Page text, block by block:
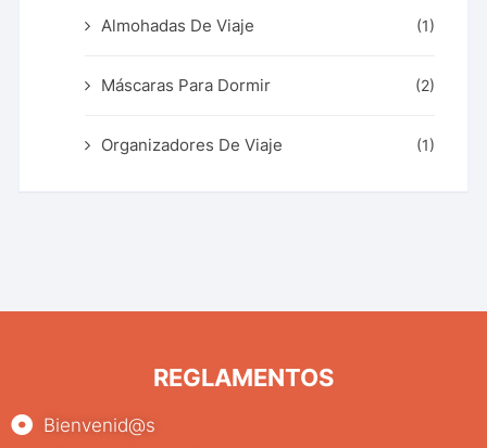
Almohadas De Viaje (1)
Máscaras Para Dormir (2)
Organizadores De Viaje (1)
REGLAMENTOS
Bienvenid@s